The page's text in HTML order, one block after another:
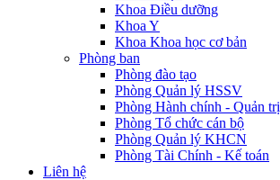
Khoa Điều dưỡng
Khoa Y
Khoa Khoa học cơ bản
Phòng ban
Phòng đào tạo
Phòng Quản lý HSSV
Phòng Hành chính - Quản trị
Phòng Tổ chức cán bộ
Phòng Quản lý KHCN
Phòng Tài Chính - Kế toán
Liên hệ